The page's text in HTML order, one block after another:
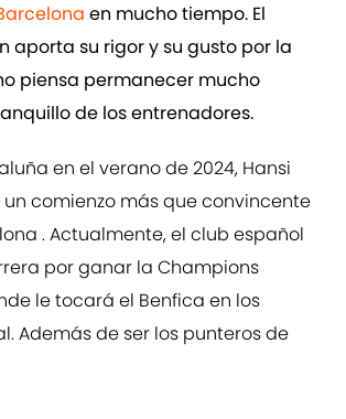
en mucho tiempo. El
aporta su rigor y su gusto por la
piensa permanecer mucho
de los entrenadores.
en el verano de 2024, Hansi
un comienzo más que convincente
. Actualmente, el club español
por ganar la Champions
le tocará el Benfica en los
Además de ser los punteros de